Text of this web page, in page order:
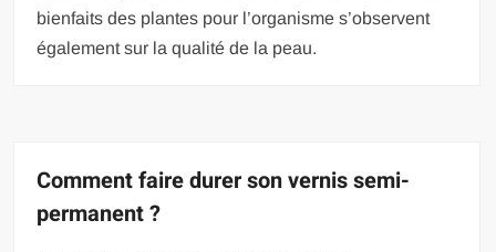
bienfaits des plantes pour l’organisme s’observent
également sur la qualité de la peau.
Comment faire durer son vernis semi-
permanent ?